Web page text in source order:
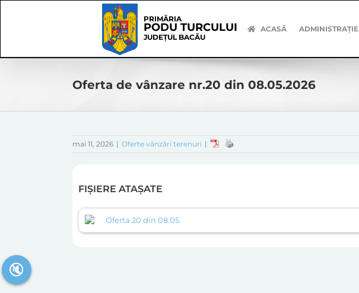
PRIMĂRIA
PODU TURCULUI
JUDEȚUL BACĂU
ACASĂ ADMINISTRAȚIE
Oferta de vânzare nr.20 din 08.05.2026
mai 11, 2026 | Oferte vânzări terenuri |
FIȘIERE ATAȘATE
Oferta 20 din 08.05.
🔇